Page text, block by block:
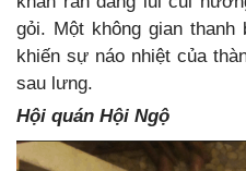
gỏi. Một không gian
khiến sự náo nhiệt của
sau lưng.
Hội quán Hội Ngộ